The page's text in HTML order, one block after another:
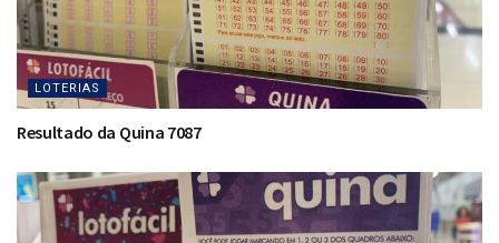
LOTERIAS
Resultado da Quina 7087